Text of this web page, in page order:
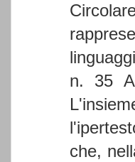
n. 35
che,